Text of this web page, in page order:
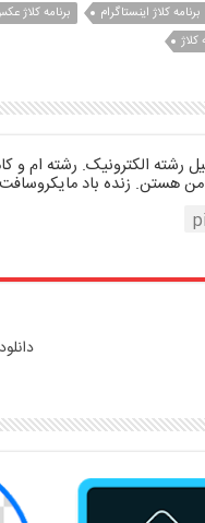
برنامه کلاژ اینستاگرام برنامه کلاژ
کلاژ
الکترونیک. رشته ام و
هستن. زنده باد